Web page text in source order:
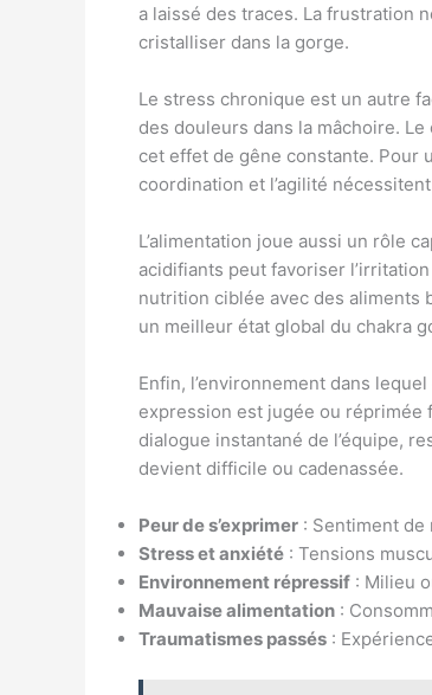
a laissé des traces. La frustration
cristalliser dans la gorge.
Le stress chronique est un autre
des douleurs dans la mâchoire.
cet effet de gêne constante. Pour
coordination et l’agilité
L’alimentation joue aussi un rôle
acidifiants peut favoriser
nutrition ciblée avec des aliments
un meilleur état global du chakra
Enfin, l’environnement dans
expression est jugée ou réprimée
dialogue instantané de l’équipe,
devient difficile ou cadenassée.
Peur de s’exprimer : Sentiment de
Stress et anxiété : Tensions
Environnement répressif : Milieu
Mauvaise alimentation :
Traumatismes passés :